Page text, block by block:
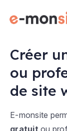
Créer
ou
de site
E-monsite
gratuit ou